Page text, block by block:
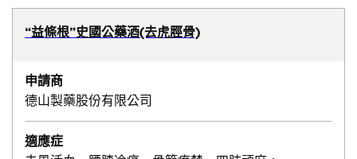
“益條根”史國公藥酒(去虎脛骨)
申請商
德山製藥股份有限公司
適應症